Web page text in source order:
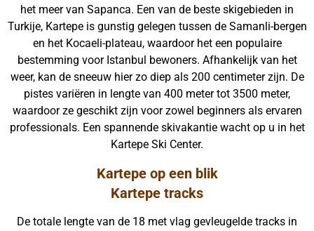
het meer van Sapanca. Een van de beste skigebieden in
Turkije, Kartepe is gunstig gelegen tussen de Samanli-bergen
en het Kocaeli-plateau, waardoor het een populaire
bestemming voor Istanbul bewoners. Afhankelijk van het
weer, kan de sneeuw hier zo diep als 200 centimeter zijn. De
pistes variëren in lengte van 400 meter tot 3500 meter,
waardoor ze geschikt zijn voor zowel beginners als ervaren
professionals. Een spannende skivakantie wacht op u in het
Kartepe Ski Center.
Kartepe op een blik
Kartepe tracks
De totale lengte van de 18 met vlag gevleugelde tracks in